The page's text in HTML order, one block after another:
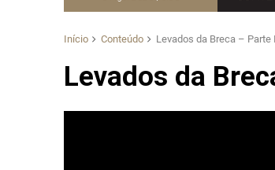
Início Conteúdo Levados da Breca – Parte
Levados da